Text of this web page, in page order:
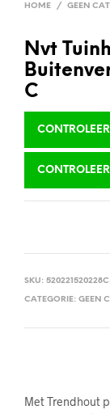
HOME / GEEN
Nvt
C
SKU:
CATEGORIE: GEEN
Met Trendhout